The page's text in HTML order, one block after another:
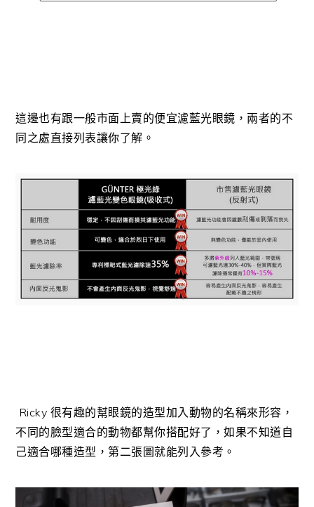
這邊也有跟一般市面上賣的便宜濾藍光眼鏡，兩者的不
同之處直接列表讓你了解。
Ricky 很有趣的幫眼鏡的造型加入動物的名稱來形容，
不同的臉型適合的動物都幫你搭配好了，如果不知道自
己適合哪種造型，第二張圖就能列入參考。